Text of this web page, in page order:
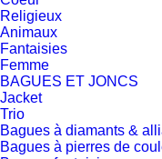
Religieux
Animaux
Fantaisies
Femme
BAGUES ET JONCS
Jacket
Trio
Bagues à diamants &
Bagues à pierres de